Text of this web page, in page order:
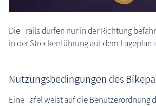
Die Trails dürfen nur in der Richtung
in der Streckenführung auf dem Lageplan
Nutzungsbedingungen des
Eine Tafel weist auf die Benutzerordnung